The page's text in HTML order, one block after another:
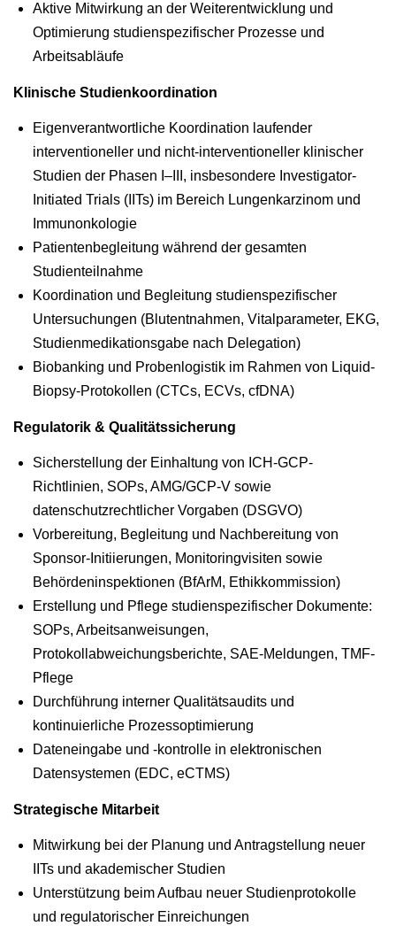
Aktive Mitwirkung an der Weiterentwicklung und
Optimierung studienspezifischer Prozesse und
Arbeitsabläufe
Klinische Studienkoordination
Eigenverantwortliche Koordination laufender
interventioneller und nicht-interventioneller klinischer
Studien der Phasen I–III, insbesondere Investigator-
Initiated Trials (IITs) im Bereich Lungenkarzinom und
Immunonkologie
Patientenbegleitung während der gesamten
Studienteilnahme
Koordination und Begleitung studienspezifischer
Untersuchungen (Blutentnahmen, Vitalparameter, EKG,
Studienmedikationsgabe nach Delegation)
Biobanking und Probenlogistik im Rahmen von Liquid-
Biopsy-Protokollen (CTCs, ECVs, cfDNA)
Regulatorik & Qualitätssicherung
Sicherstellung der Einhaltung von ICH-GCP-
Richtlinien, SOPs, AMG/GCP-V sowie
datenschutzrechtlicher Vorgaben (DSGVO)
Vorbereitung, Begleitung und Nachbereitung von
Sponsor-Initiierungen, Monitoringvisiten sowie
Behördeninspektionen (BfArM, Ethikkommission)
Erstellung und Pflege studienspezifischer Dokumente:
SOPs, Arbeitsanweisungen,
Protokollabweichungsberichte, SAE-Meldungen, TMF-
Pflege
Durchführung interner Qualitätsaudits und
kontinuierliche Prozessoptimierung
Dateneingabe und -kontrolle in elektronischen
Datensystemen (EDC, eCTMS)
Strategische Mitarbeit
Mitwirkung bei der Planung und Antragstellung neuer
IITs und akademischer Studien
Unterstützung beim Aufbau neuer Studienprotokolle
und regulatorischer Einreichungen